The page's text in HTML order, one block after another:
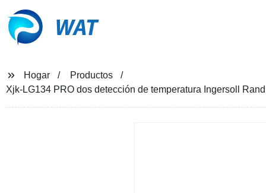
WAT
Hogar
Productos
Xjk-LG134 PRO dos detección de temperatura Ingersoll